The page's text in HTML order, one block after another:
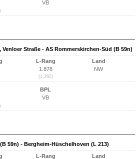
VB
Straße - AS Rommerskirchen-Süd (B 59n)
L-Rang
1.878
(1.292)
Land
NW
BPL
VB
59n) - Bergheim-Hüschelhoven (L 213)
L-Rang
Land